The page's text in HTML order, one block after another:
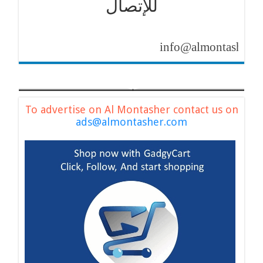
للإتصال
info@almontasher.com
To advertise on Al Montasher contact us on
ads@almontasher.com